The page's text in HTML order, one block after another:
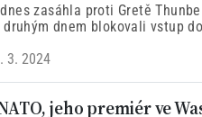
zasáhla proti Gretě
dnem blokovali vstup
3. 2024
jeho premiér ve